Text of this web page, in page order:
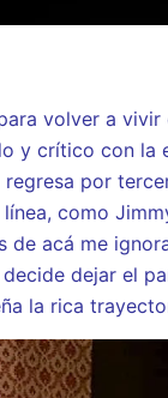
volver a
y crítico con la
por
como
de acá me
dejar el
la rica